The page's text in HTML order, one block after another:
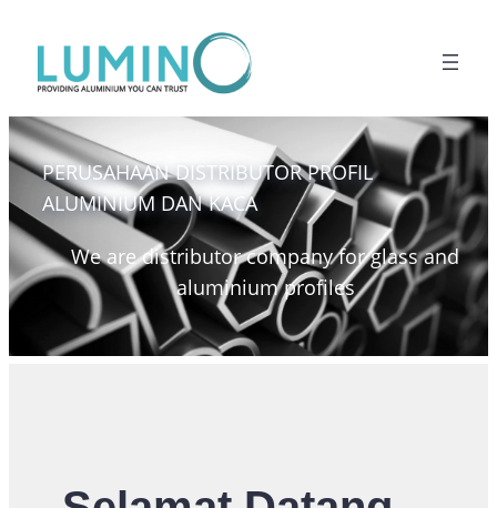
PERUSAHAAN DISTRIBUTOR PROFIL
ALUMINIUM DAN KACA
We are distributor company for glass and
aluminium profiles